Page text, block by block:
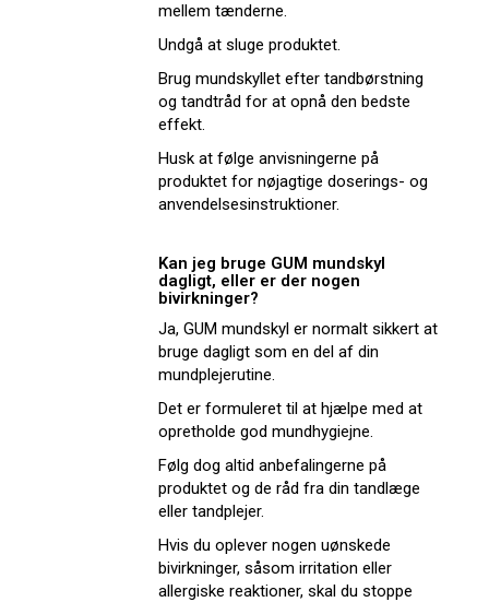
mellem tænderne.
Undgå at sluge produktet.
Brug mundskyllet efter tandbørstning
og tandtråd for at opnå den bedste
effekt.
Husk at følge anvisningerne på
produktet for nøjagtige doserings- og
anvendelsesinstruktioner.
Kan jeg bruge GUM mundskyl
dagligt, eller er der nogen
bivirkninger?
Ja, GUM mundskyl er normalt sikkert at
bruge dagligt som en del af din
mundplejerutine.
Det er formuleret til at hjælpe med at
opretholde god mundhygiejne.
Følg dog altid anbefalingerne på
produktet og de råd fra din tandlæge
eller tandplejer.
Hvis du oplever nogen uønskede
bivirkninger, såsom irritation eller
allergiske reaktioner, skal du stoppe